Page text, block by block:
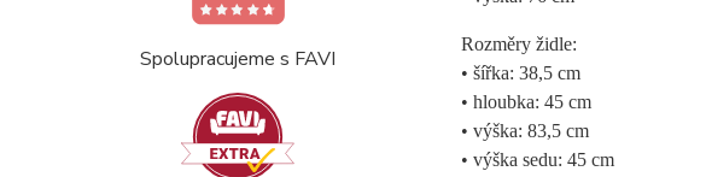
Spolupracujeme s FAVI
Rozměry židle:
• šířka: 38,5 cm
• hloubka: 45 cm
• výška: 83,5 cm
• výška sedu: 45 cm